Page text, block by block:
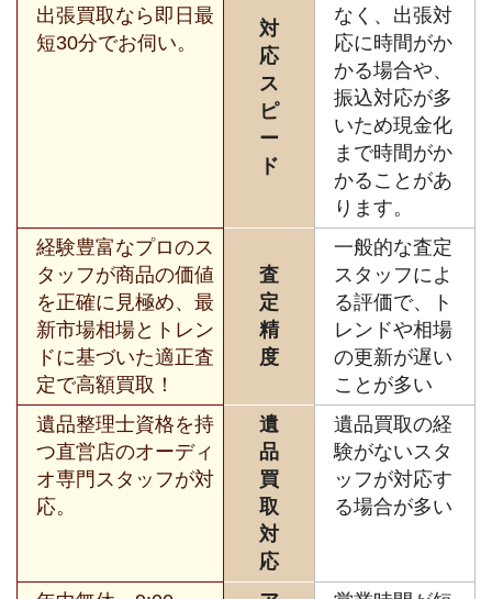
出張買取なら即日最
短30分でお伺い。
対
応
ス
ピ
ー
ド
なく、出張対
応に時間がか
かる場合や、
振込対応が多
いため現金化
まで時間がか
かることがあ
ります。
経験豊富なプロのス
タッフが商品の価値
を正確に見極め、最
新市場相場とトレン
ドに基づいた適正査
定で高額買取！
査
定
精
度
一般的な査定
スタッフによ
る評価で、ト
レンドや相場
の更新が遅い
ことが多い
遺品整理士資格を持
つ直営店のオーディ
オ専門スタッフが対
応。
遺
品
買
取
対
応
遺品買取の経
験がないスタ
ッフが対応す
る場合が多い